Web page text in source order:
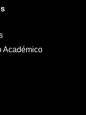
Académico